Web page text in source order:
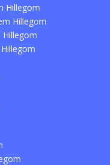
Hillegom
Hillegom
Hillegom